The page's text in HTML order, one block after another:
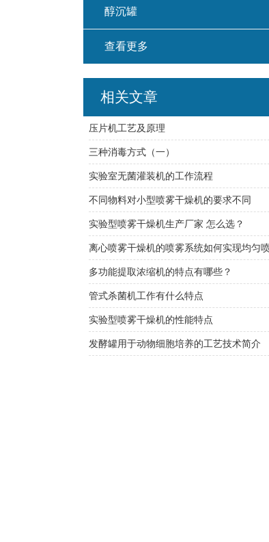
醇沉罐
查看更多
相关文章
压片机工艺及原理
三种消毒方式（一）
实验室无菌灌装机的工作流程
不同物料对小型喷雾干燥机的要求不同
实验型喷雾干燥机生产厂家 怎么选？
多功能提取浓缩机的特点有哪些？
管式杀菌机工作有什么特点
实验型喷雾干燥机的性能特点
发酵罐用于动物细胞培养的工艺技术简介